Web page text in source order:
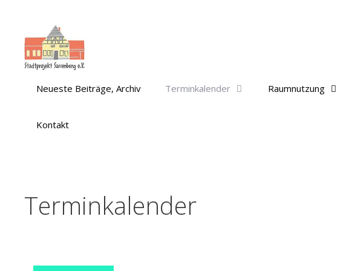
springen
Neueste Beiträge, Archiv Terminkalender Raumnutzung
Kontakt
Terminkalender